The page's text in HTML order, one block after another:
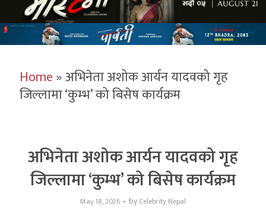
Home»अभिनेता अशोक आर्यन यादवको गृह
जिल्लामा ‘कुम्भ’ को बिसेष कार्यक्रम
अभिनेता अशोक आर्यन यादवको गृह
जिल्लामा ‘कुम्भ’ को बिसेष कार्यक्रम
May 18, 2026 by Celebrity Nepal